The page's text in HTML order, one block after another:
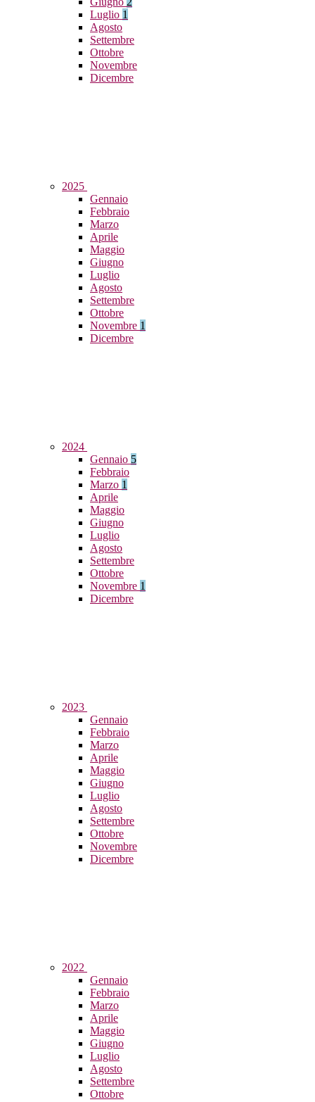
Luglio 1
Agosto
Settembre
Ottobre
Novembre
Dicembre
2025
Gennaio
Febbraio
Marzo
Aprile
Maggio
Giugno
Luglio
Agosto
Settembre
Ottobre
Novembre 1
Dicembre
2024
Gennaio 5
Febbraio
Marzo 1
Aprile
Maggio
Giugno
Luglio
Agosto
Settembre
Ottobre
Novembre 1
Dicembre
2023
Gennaio
Febbraio
Marzo
Aprile
Maggio
Giugno
Luglio
Agosto
Settembre
Ottobre
Novembre
Dicembre
2022
Gennaio
Febbraio
Marzo
Aprile
Maggio
Giugno
Luglio
Agosto
Settembre
Ottobre